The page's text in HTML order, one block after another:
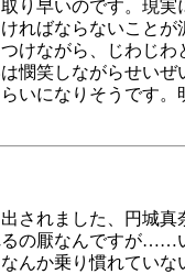
早いのです。現実
ればならないこと
ながら、じわじわ
憫笑しながらせいぜ
いになりそうです
されました、円城
の厭なんですが……
か乗り慣れていな